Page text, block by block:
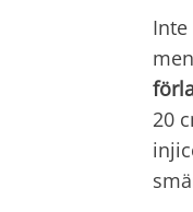
Inte
20